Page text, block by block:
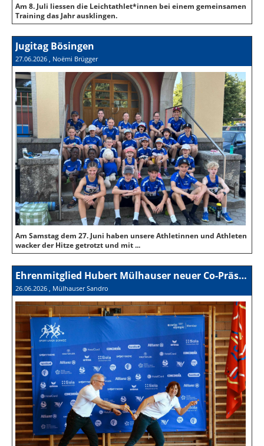
Am 8. Juli liessen die Leichtathlet*innen bei einem gemeinsamen
Training das Jahr ausklingen.
Jugitag Bösingen
27.06.2026 , Noëmi Brügger
Am Samstag dem 27. Juni haben unsere Athletinnen und Athleten
wacker der Hitze getrotzt und mit ...
Ehrenmitglied Hubert Mülhauser neuer Co-Präsident der SUS
26.06.2026 , Mülhauser Sandro